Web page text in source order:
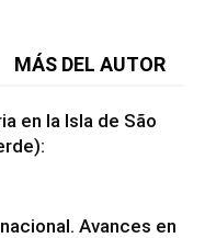
MÁS DEL AUTOR
en la Isla de São
Avances en